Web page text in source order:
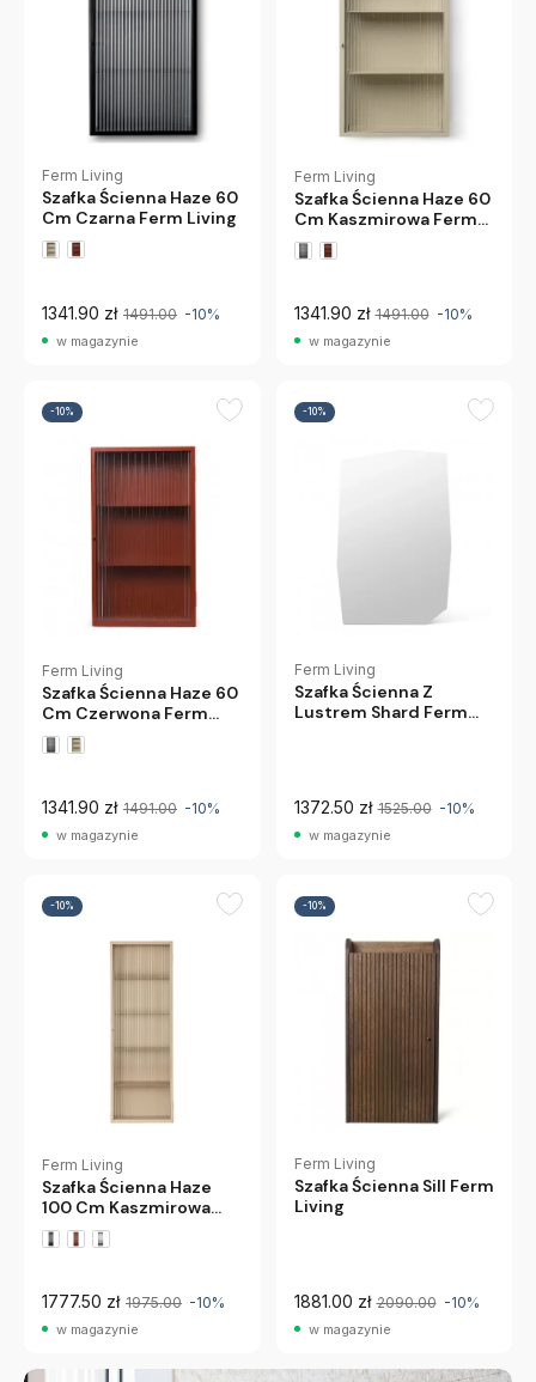
Ferm Living
Szafka Ścienna Haze 60
Cm Czarna Ferm Living
1341.90 zł 1491.00 -10%
w magazynie
Ferm Living
Szafka Ścienna Haze 60
Cm Kaszmirowa Ferm
Living
1341.90 zł 1491.00 -10%
w magazynie
-10%
Ferm Living
Szafka Ścienna Haze 60
Cm Czerwona Ferm
Living
1341.90 zł 1491.00 -10%
w magazynie
-10%
Ferm Living
Szafka Ścienna Z
Lustrem Shard Ferm
1372.50 zł 1525.00 -10%
w magazynie
-10%
Ferm Living
Szafka Ścienna Haze
100 Cm Kaszmirowa
Ferm Living
1777.50 zł 1975.00 -10%
w magazynie
-10%
Ferm Living
Szafka Ścienna Sill Ferm
Living
1881.00 zł 2090.00 -10%
w magazynie